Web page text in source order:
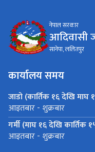
नेपाल सरकार
आदिवासी
सानेपा, ललितपुर
कार्यालय समय
जाडो (कार्तिक १६ देखि माघ
आइतबार - शुक्रबार
गर्मी (माघ १६ देखि कार्तिक
आइतबार - शुक्रबार